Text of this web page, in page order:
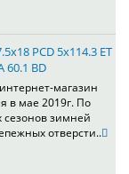
PCD 5x114.3 ET
60.1 BD
магазин
в мае 2019г. По
сезонов зимней
отверсти..